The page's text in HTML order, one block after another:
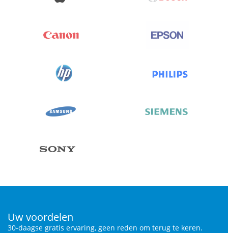
Uw voordelen
30-daagse gratis ervaring, geen reden om terug te keren.